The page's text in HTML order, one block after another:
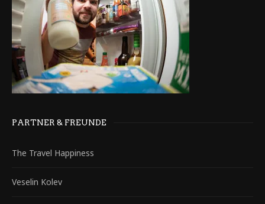
PARTNER & FREUNDE
The Travel Happiness
Veselin Kolev